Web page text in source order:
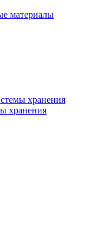
материалы
хранения